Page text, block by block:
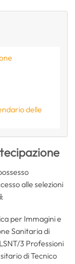
delle
alle selezioni
:
per Immagini e
Sanitaria di
3 Professioni
di Tecnico